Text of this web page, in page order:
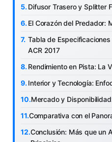
Difusor Trasero y Splitter
El Corazón del Predador:
Tabla de
ACR 2017
Rendimiento en Pista: La
Interior y Tecnología:
Mercado y
Comparativa con el
Conclusión: Más que un